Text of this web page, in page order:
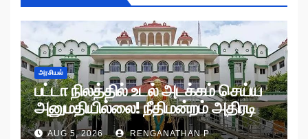
அரசியல்
பட்டா நிலத்தில் உடல் அடக்கம் செய்ய
அனுமதியில்லை! நீதிமன்றம் அதிரடி
உத்தரவு!
AUG 5, 2026 RENGANATHAN P